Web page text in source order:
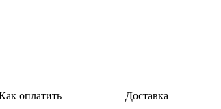
оплатить Доставка